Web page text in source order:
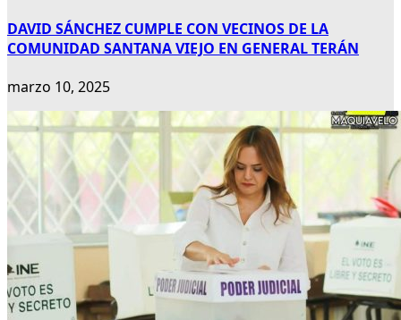
DAVID SÁNCHEZ CUMPLE CON VECINOS DE LA
COMUNIDAD SANTANA VIEJO EN GENERAL TERÁN
marzo 10, 2025